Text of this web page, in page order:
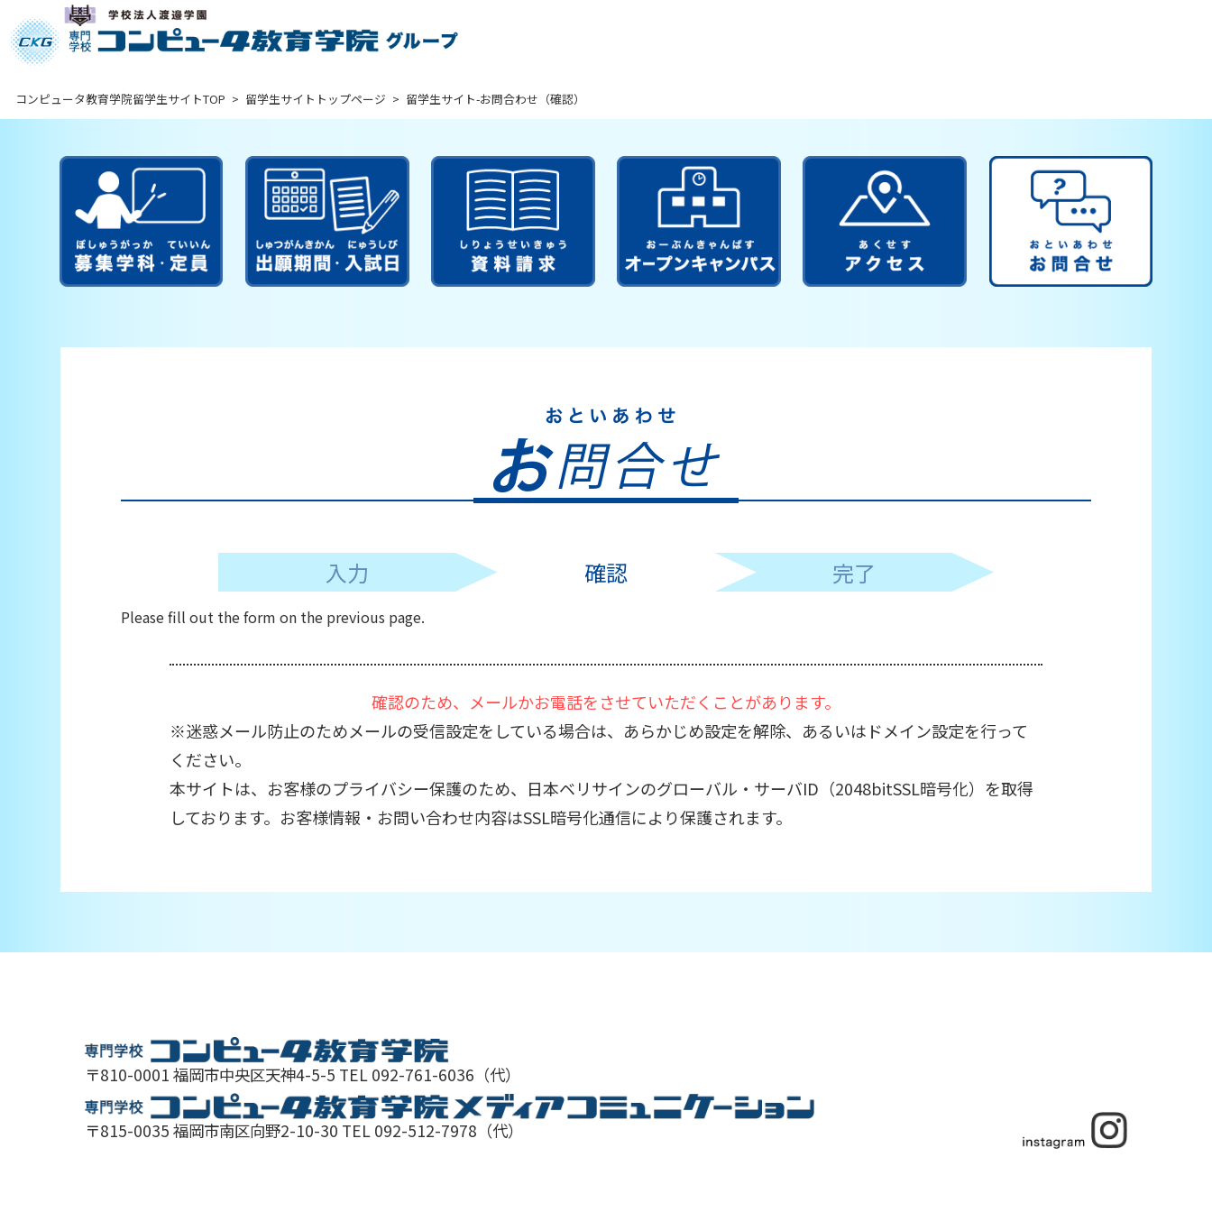
コンピュータ教育学院留学生サイトTOP > 留学生サイトトップページ > 留学生サイト-お問合わせ（確認）
入力 確認 完了
Please fill out the form on the previous page.
確認のため、メールかお電話をさせていただくことがあります。
※迷惑メール防止のためメールの受信設定をしている場合は、あらかじめ設定を解除、あるいはドメイン設定を行って
ください。
本サイトは、お客様のプライバシー保護のため、日本ベリサインのグローバル・サーバID（2048bitSSL暗号化）を取得
しております。お客様情報・お問い合わせ内容はSSL暗号化通信により保護されます。
〒810-0001 福岡市中央区天神4-5-5 TEL 092-761-6036（代）
〒815-0035 福岡市南区向野2-10-30 TEL 092-512-7978（代）